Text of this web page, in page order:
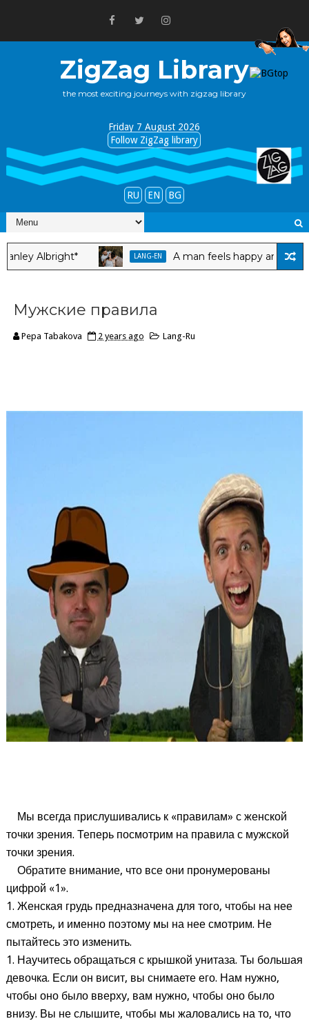
ZigZag Library
the most exciting journeys with zigzag library
Friday 7 August 2026
Follow ZigZag library
RU EN BG
Albright* LANG-EN A man feels happy around you
Мужские правила
Pepa Tabakova 2 years ago Lang-Ru
Мы всегда прислушивались к «правилам» с женской
точки зрения. Теперь посмотрим на правила с мужской
точки зрения.
Обратите внимание, что все они пронумерованы
цифрой «1».
1. Женская грудь предназначена для того, чтобы на нее
смотреть, и именно поэтому мы на нее смотрим. Не
пытайтесь это изменить.
1. Научитесь обращаться с крышкой унитаза. Ты большая
девочка. Если он висит, вы снимаете его. Нам нужно,
чтобы оно было вверху, вам нужно, чтобы оно было
внизу. Вы не слышите, чтобы мы жаловались на то, что